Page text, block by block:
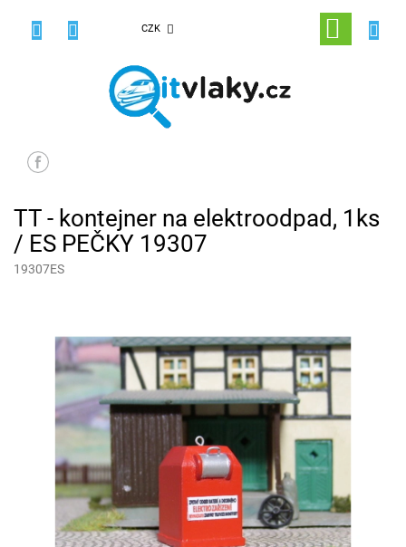
CZK
NÁKUPNÍ
KOŠÍK
TT - kontejner na elektroodpad, 1ks
/ ES PEČKY 19307
19307ES